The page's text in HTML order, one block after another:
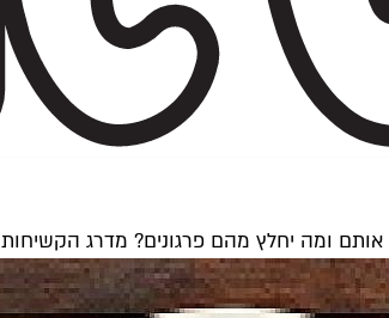
ומה יחלץ מהם פרגונים? מדרג הקשיחות